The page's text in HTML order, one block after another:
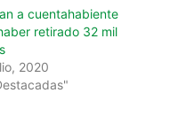
a cuentahabiente
retirado 32 mil
2020